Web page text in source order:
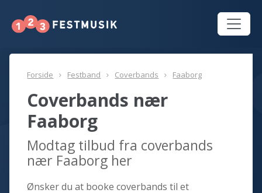
Forside Festband Coverbands Faaborg
Coverbands nær
Faaborg
Modtag tilbud fra coverbands
nær Faaborg her
Ønsker du at booke coverbands til et